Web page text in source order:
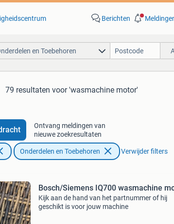
Berichten
en Toebehoren
79 resultaten voor 'wasmachine motor'
Ontvang meldingen van
nieuwe zoekresultaten
Onderdelen en Toebehoren Verwijder filters
Bosch/Siemens IQ700 wasmachine
Kijk aan de hand van het partnummer of hij
geschikt is voor jouw machine